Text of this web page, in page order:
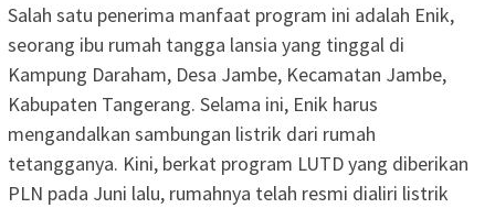
Salah satu penerima manfaat program ini adalah Enik,
seorang ibu rumah tangga lansia yang tinggal di
Kampung Daraham, Desa Jambe, Kecamatan Jambe,
Kabupaten Tangerang. Selama ini, Enik harus
mengandalkan sambungan listrik dari rumah
tetangganya. Kini, berkat program LUTD yang diberikan
PLN pada Juni lalu, rumahnya telah resmi dialiri listrik